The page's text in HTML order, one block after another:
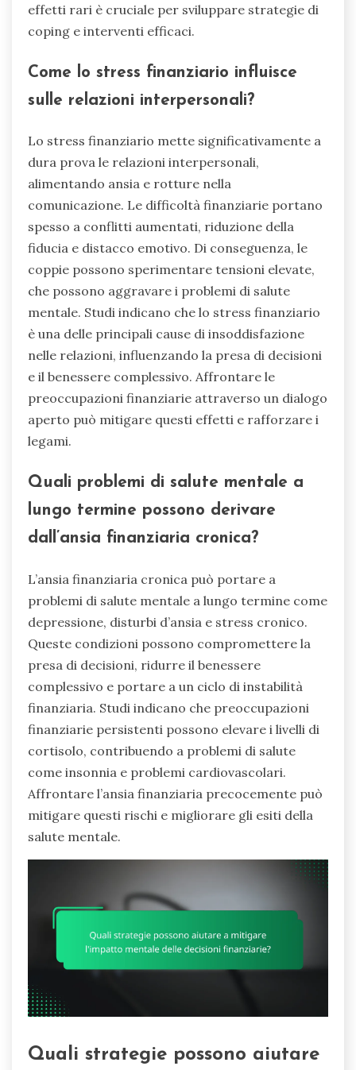
effetti rari è cruciale per sviluppare strategie di
coping e interventi efficaci.
Come lo stress finanziario influisce
sulle relazioni interpersonali?
Lo stress finanziario mette significativamente a
dura prova le relazioni interpersonali,
alimentando ansia e rotture nella
comunicazione. Le difficoltà finanziarie portano
spesso a conflitti aumentati, riduzione della
fiducia e distacco emotivo. Di conseguenza, le
coppie possono sperimentare tensioni elevate,
che possono aggravare i problemi di salute
mentale. Studi indicano che lo stress finanziario
è una delle principali cause di insoddisfazione
nelle relazioni, influenzando la presa di decisioni
e il benessere complessivo. Affrontare le
preoccupazioni finanziarie attraverso un dialogo
aperto può mitigare questi effetti e rafforzare i
legami.
Quali problemi di salute mentale a
lungo termine possono derivare
dall’ansia finanziaria cronica?
L’ansia finanziaria cronica può portare a
problemi di salute mentale a lungo termine come
depressione, disturbi d’ansia e stress cronico.
Queste condizioni possono compromettere la
presa di decisioni, ridurre il benessere
complessivo e portare a un ciclo di instabilità
finanziaria. Studi indicano che preoccupazioni
finanziarie persistenti possono elevare i livelli di
cortisolo, contribuendo a problemi di salute
come insonnia e problemi cardiovascolari.
Affrontare l’ansia finanziaria precocemente può
mitigare questi rischi e migliorare gli esiti della
salute mentale.
Quali strategie possono aiutare